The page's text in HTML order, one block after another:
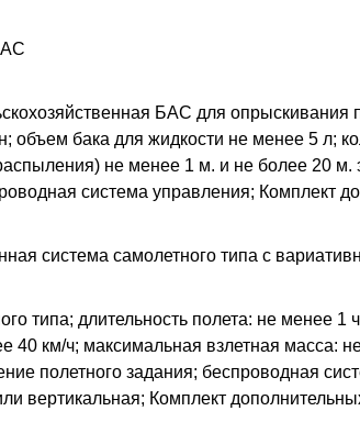
БАС для опрыскивания
объем бака для жидкости не менее 5 л;
не менее 1 м. и не более 20 м.
система управления; Комплект
система самолетного типа с
типа; длительность полета: не менее
40 км/ч; максимальная взлетная масса:
полетного задания; беспроводная
вертикальная; Комплект